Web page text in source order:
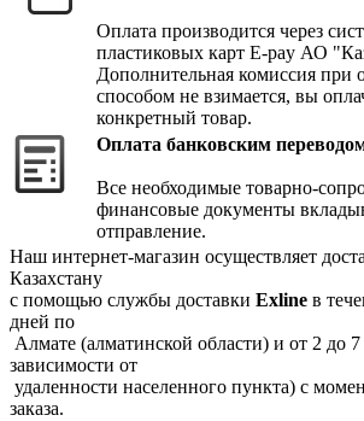
Оплата производится через
пластиковых карт E-pay АО
Дополнительная комиссия при
способом не взимается, вы
конкретный товар.
Оплата банковским
Все необходимые товарно-
финансовые документы
отправление.
Наш интернет-магазин осуществляет
Казахстану
с помощью службы доставки Exline в
дней по
Алмате (алматинской области) и от 2 до
зависимости от
удаленности населенного пункта) с
заказа.